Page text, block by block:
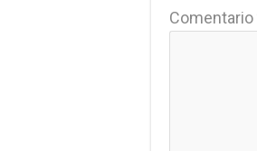
Comentario